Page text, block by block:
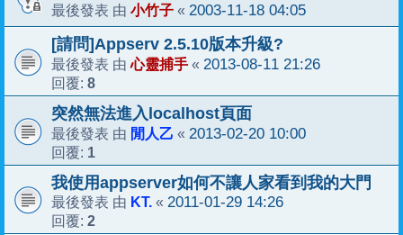
最後發表 由 小竹子 « 2003-11-18 04:05
[請問]Appserv 2.5.10版本升級?
最後發表 由心靈捕手 « 2013-08-11 21:26
回覆: 8
突然無法進入localhost頁面
最後發表 由 閒人乙 « 2013-02-20 10:00
回覆: 1
我使用appserver如何不讓人家看到我的大門
最後發表 由 KT. « 2011-01-29 14:26
回覆: 2